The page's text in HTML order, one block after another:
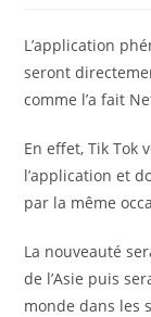
publication :
L’application
seront
comme l’a fait
En effet, Tik Tok
l’application et
par la même
La nouveauté
de l’Asie puis
monde dans les